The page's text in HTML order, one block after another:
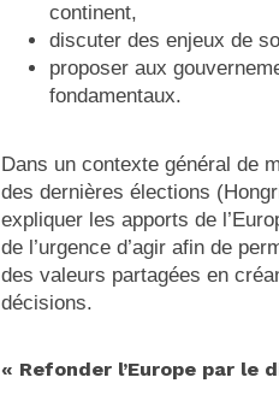
continent,
discuter des enjeux de
proposer aux
fondamentaux.
Dans un contexte général de
des dernières élections
expliquer les apports de
de l’urgence d’agir afin de
des valeurs partagées en
décisions.
« Refonder l’Europe par le